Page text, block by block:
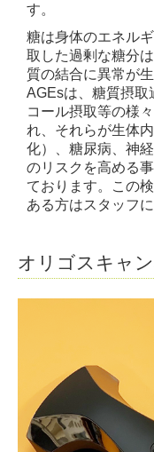
す。
糖は身体のエネル
取した過剰な糖分
質の結合に異常が
AGEsは、糖質摂取
コール摂取等の様
れ、それらが生体
化）、糖尿病、神
のリスクを高める
ております。この
ある方はスタッフ
オリゴスキャ